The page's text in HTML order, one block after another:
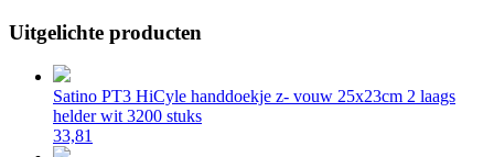
Uitgelichte producten
Satino PT3 HiCyle handdoekje z- vouw 25x23cm 2 laags
helder wit 3200 stuks
33,81